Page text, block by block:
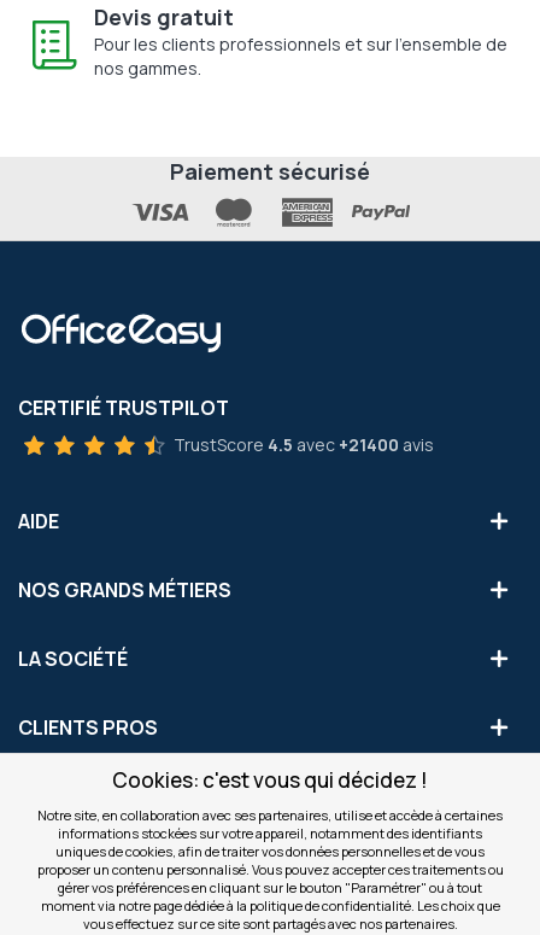
Cookies: c'est vous qui décidez !
Notre site, en collaboration avec ses partenaires, utilise et accède à certaines
informations stockées sur votre appareil, notamment des identifiants
uniques de cookies, afin de traiter vos données personnelles et de vous
proposer un contenu personnalisé. Vous pouvez accepter ces traitements ou
gérer vos préférences en cliquant sur le bouton "Paramétrer" ou à tout
moment via notre page dédiée à la politique de confidentialité. Les choix que
vous effectuez sur ce site sont partagés avec nos partenaires.
Devis gratuit
Pour les clients professionnels et sur l'ensemble de
nos gammes.
Paiement sécurisé
CERTIFIÉ TRUSTPILOT
TrustScore 4.5 avec +21400 avis
AIDE
NOS GRANDS MÉTIERS
LA SOCIÉTÉ
CLIENTS PROS
S'INSCRIRE AUX OFFRES COMMERCIALES
Inscription
notre
newsletter
Valider